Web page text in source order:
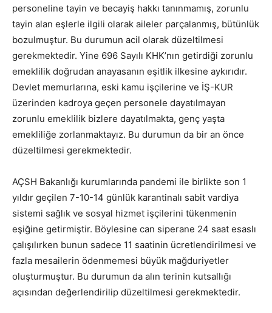
personeline tayin ve becayiş hakkı tanınmamış, zorunlu
tayin alan eşlerle ilgili olarak aileler parçalanmış, bütünlük
bozulmuştur. Bu durumun acil olarak düzeltilmesi
gerekmektedir. Yine 696 Sayılı KHK’nın getirdiği zorunlu
emeklilik doğrudan anayasanın eşitlik ilkesine aykırıdır.
Devlet memurlarına, eski kamu işçilerine ve İŞ-KUR
üzerinden kadroya geçen personele dayatılmayan
zorunlu emeklilik bizlere dayatılmakta, genç yaşta
emekliliğe zorlanmaktayız. Bu durumun da bir an önce
düzeltilmesi gerekmektedir.
AÇSH Bakanlığı kurumlarında pandemi ile birlikte son 1
yıldır geçilen 7-10-14 günlük karantinalı sabit vardiya
sistemi sağlık ve sosyal hizmet işçilerini tükenmenin
eşiğine getirmiştir. Böylesine can siperane 24 saat esaslı
çalışılırken bunun sadece 11 saatinin ücretlendirilmesi ve
fazla mesailerin ödenmemesi büyük mağduriyetler
oluşturmuştur. Bu durumun da alın terinin kutsallığı
açısından değerlendirilip düzeltilmesi gerekmektedir.